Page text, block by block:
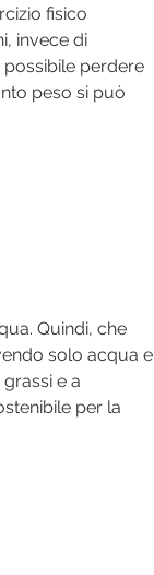
fisico
invece di
possibile perdere
peso si può
Quindi, che
solo acqua e
e a
per la